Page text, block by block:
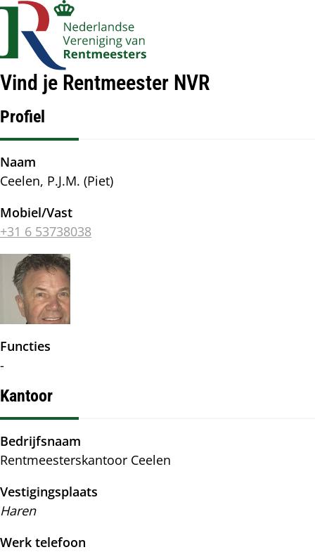
Vind je Rentmeester NVR
Profiel
Naam
Ceelen, P.J.M. (Piet)
Mobiel/Vast
+31 6 53738038
Afbeelding
Functies
-
Kantoor
Bedrijfsnaam
Rentmeesterskantoor Ceelen
Vestigingsplaats
Haren
Werk telefoon